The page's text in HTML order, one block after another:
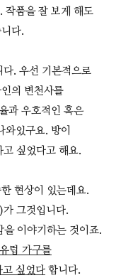
작품을 잘 보게 해도
다.
. 우선 기본적으로
의 변천사를
과 우호적인 혹은
와있구요. 방이
싶었다고 해요.
현상이 있는데요.
그것입니다.
이야기하는 것이죠.
럽 가구를
싶었다 합니다.